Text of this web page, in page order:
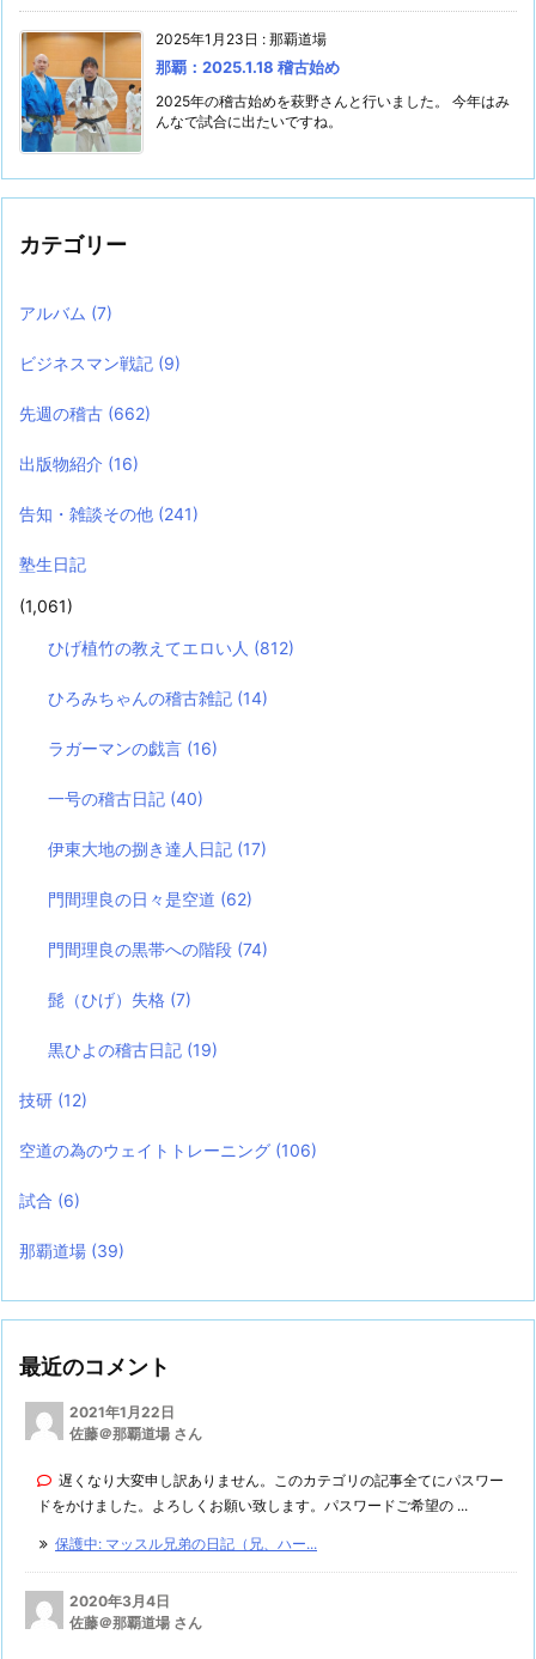
2025年1月23日 : 那覇道場
那覇：2025.1.18 稽古始め
2025年の稽古始めを萩野さんと行いました。 今年はみ
んなで試合に出たいですね。
カテゴリー
アルバム (7)
ビジネスマン戦記 (9)
先週の稽古 (662)
出版物紹介 (16)
告知・雑談その他 (241)
塾生日記
(1,061)
ひげ植竹の教えてエロい人 (812)
ひろみちゃんの稽古雑記 (14)
ラガーマンの戯言 (16)
一号の稽古日記 (40)
伊東大地の捌き達人日記 (17)
門間理良の日々是空道 (62)
門間理良の黒帯への階段 (74)
髭（ひげ）失格 (7)
黒ひよの稽古日記 (19)
技研 (12)
空道の為のウェイトトレーニング (106)
試合 (6)
那覇道場 (39)
最近のコメント
2021年1月22日
佐藤＠那覇道場 さん
遅くなり大変申し訳ありません。このカテゴリの記事全てにパスワー
ドをかけました。よろしくお願い致します。パスワードご希望の ...
保護中: マッスル兄弟の日記（兄、ハー...
2020年3月4日
佐藤＠那覇道場 さん